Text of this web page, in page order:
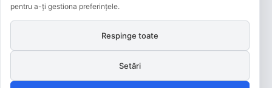
Plățile online efectuate pe acest site
sunt procesate de către Netopia Payments
și beneficiază de 3D-Secure.
pentru a-ți gestiona preferințele.
Respinge toate
Setări